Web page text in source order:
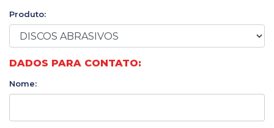
Produto:
DADOS PARA CONTATO:
Nome: